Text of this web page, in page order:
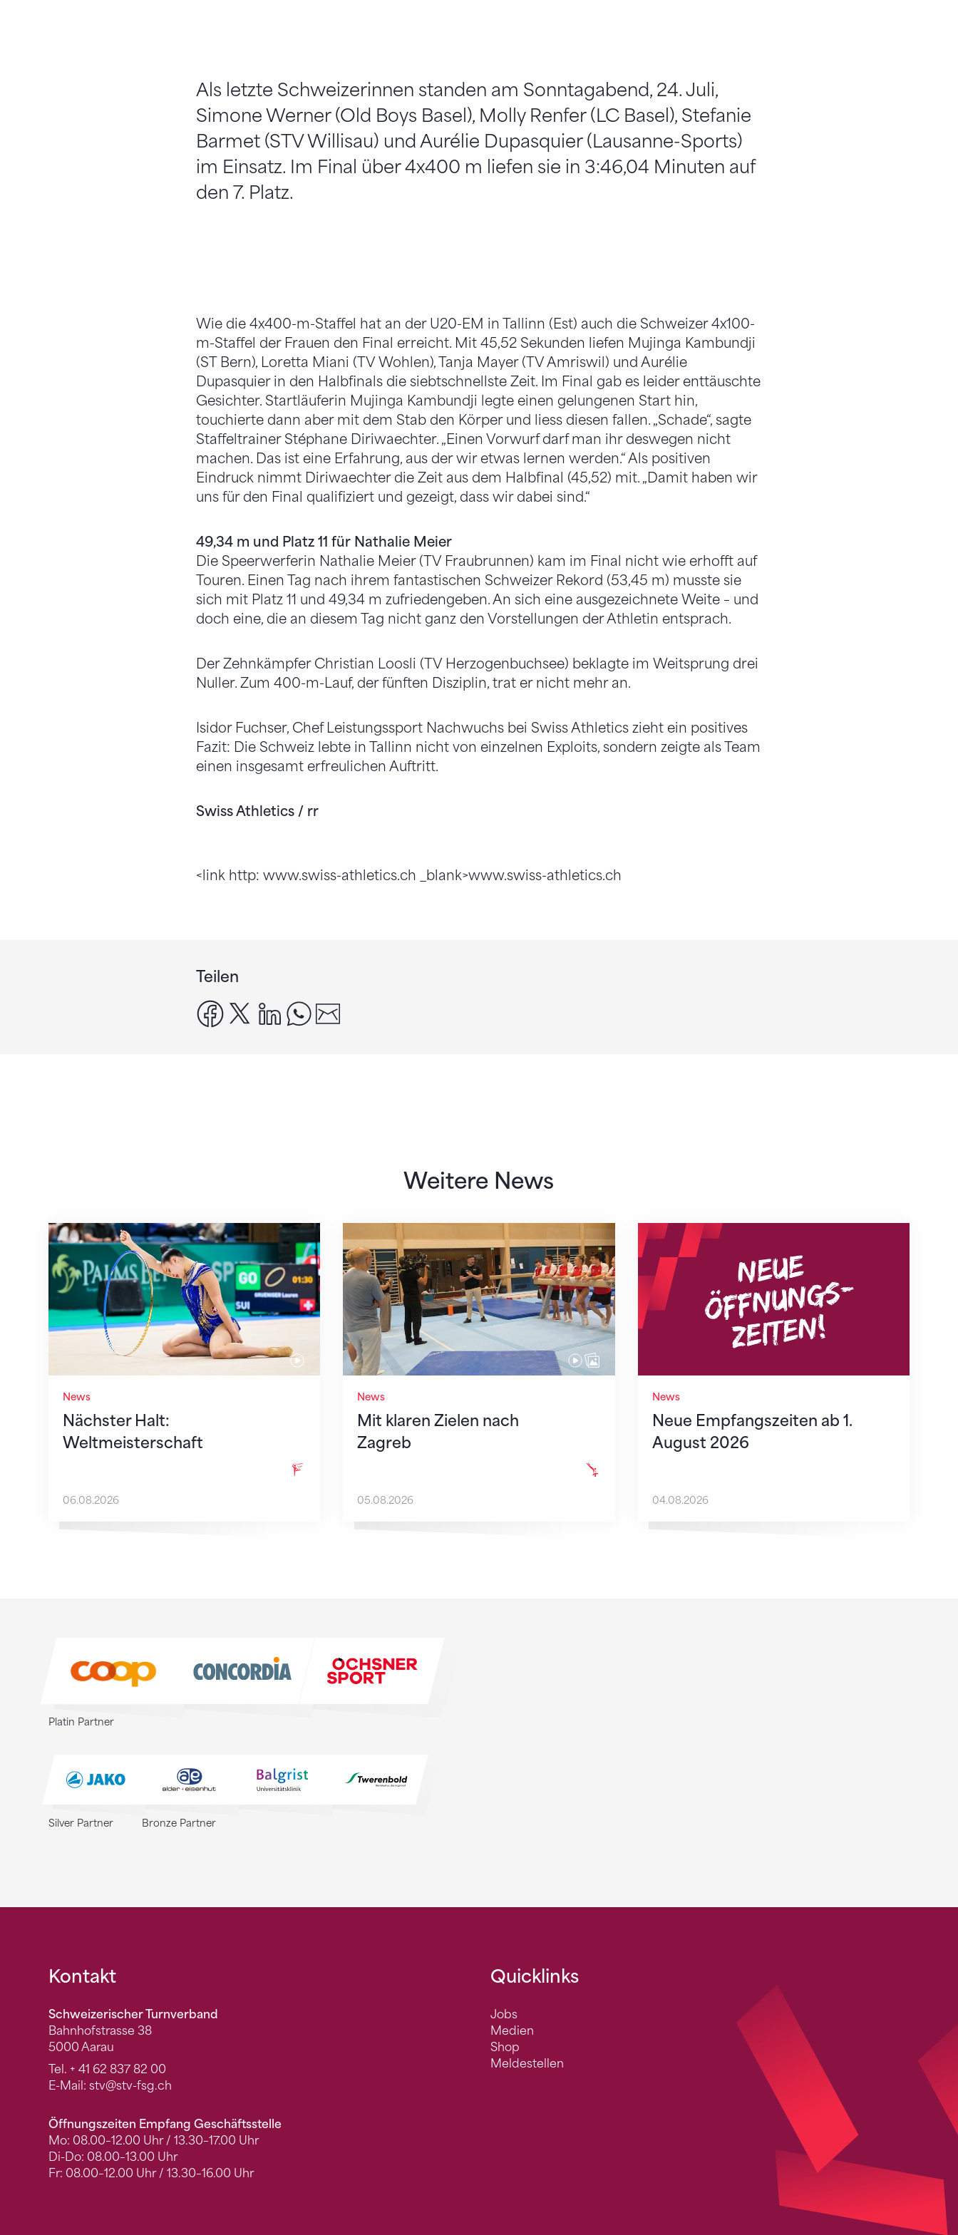
Als letzte Schweizerinnen standen am Sonntagabend, 24. Juli,
Simone Werner (Old Boys Basel), Molly Renfer (LC Basel), Stefanie
Barmet (STV Willisau) und Aurélie Dupasquier (Lausanne-Sports)
im Einsatz. Im Final über 4x400 m liefen sie in 3:46,04 Minuten auf
den 7. Platz.
Wie die 4x400-m-Staffel hat an der U20-EM in Tallinn (Est) auch die Schweizer 4x100-
m-Staffel der Frauen den Final erreicht. Mit 45,52 Sekunden liefen Mujinga Kambundji
(ST Bern), Loretta Miani (TV Wohlen), Tanja Mayer (TV Amriswil) und Aurélie
Dupasquier in den Halbfinals die siebtschnellste Zeit. Im Final gab es leider enttäuschte
Gesichter. Startläuferin Mujinga Kambundji legte einen gelungenen Start hin,
touchierte dann aber mit dem Stab den Körper und liess diesen fallen. „Schade“, sagte
Staffeltrainer Stéphane Diriwaechter. „Einen Vorwurf darf man ihr deswegen nicht
machen. Das ist eine Erfahrung, aus der wir etwas lernen werden.“ Als positiven
Eindruck nimmt Diriwaechter die Zeit aus dem Halbfinal (45,52) mit. „Damit haben wir
uns für den Final qualifiziert und gezeigt, dass wir dabei sind.“
49,34 m und Platz 11 für Nathalie Meier
Die Speerwerferin Nathalie Meier (TV Fraubrunnen) kam im Final nicht wie erhofft auf
Touren. Einen Tag nach ihrem fantastischen Schweizer Rekord (53,45 m) musste sie
sich mit Platz 11 und 49,34 m zufriedengeben. An sich eine ausgezeichnete Weite – und
doch eine, die an diesem Tag nicht ganz den Vorstellungen der Athletin entsprach.
Der Zehnkämpfer Christian Loosli (TV Herzogenbuchsee) beklagte im Weitsprung drei
Nuller. Zum 400-m-Lauf, der fünften Disziplin, trat er nicht mehr an.
Isidor Fuchser, Chef Leistungssport Nachwuchs bei Swiss Athletics zieht ein positives
Fazit: Die Schweiz lebte in Tallinn nicht von einzelnen Exploits, sondern zeigte als Team
einen insgesamt erfreulichen Auftritt.
Swiss Athletics / rr
<link http: www.swiss-athletics.ch _blank>www.swiss-athletics.ch
Teilen
facebook
x linkedinwhatsapp
Weitere News
News
Nächster Halt:
Weltmeisterschaft
Nächster Halt: Weltmeisterschaft
06.08.2026
News
Mit klaren Zielen nach
Zagreb
Mit klaren Zielen nach Zagreb
05.08.2026
News
Neue Empfangszeiten ab 1.
August 2026
Neue Empfangszeiten ab 1. August 2026
04.08.2026
Platin Partner
Silver Partner Bronze Partner
Fusszeile
Kontakt
Schweizerischer Turnverband
Bahnhofstrasse 38
5000 Aarau
Tel. + 41 62 837 82 00
E-Mail: stv@stv-fsg.ch
Öffnungszeiten Empfang Geschäftsstelle
Mo: 08.00–12.00 Uhr / 13.30–17.00 Uhr
Di-Do: 08.00–13.00 Uhr
Fr: 08.00–12.00 Uhr / 13.30–16.00 Uhr
Quicklinks
Jobs
Medien
Shop
Meldestellen